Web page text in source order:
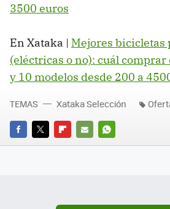
3500 euros
En Xataka | Mejores bicicletas
(eléctricas o no): cuál
y 10 modelos desde 200 a
FACEBOOK
TWITTERFLIPBOARD
E-
WHATSAPP
TEMAS Xataka Selección